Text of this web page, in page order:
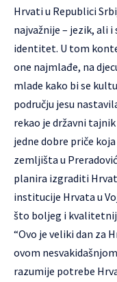
Hrvati u Republici
najvažnije – jezik, ali i
identitet. U tom
one najmlađe, na
mlade kako bi se
području jesu
rekao je državni
jedne dobre priče
zemljišta u
planira izgraditi
institucije Hrvata u
što boljeg i
“Ovo je veliki dan za
ovom
razumije potrebe